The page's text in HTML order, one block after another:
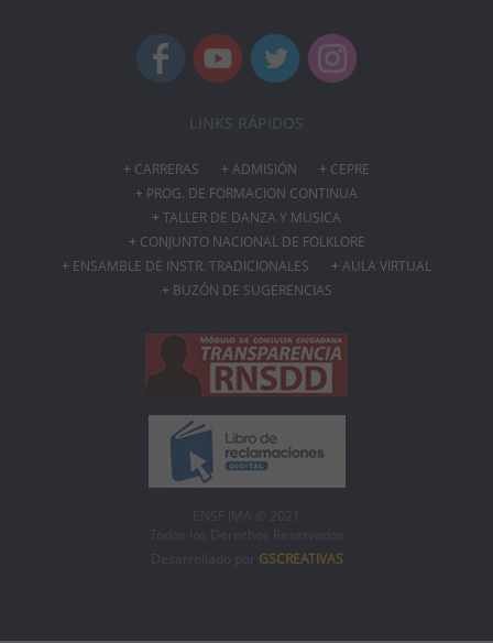
LINKS RÁPIDOS
CARRERAS ADMISIÓN
CEPRE
PROG. DE FORMACION CONTINUA
TALLER DE DANZA Y MUSICA
CONJUNTO NACIONAL DE FOLKLORE
ENSAMBLE DE INSTR. TRADICIONALES
AULA VIRTUAL
BUZÓN DE SUGERENCIAS
ENSF JMA © 2021
Todos los Derechos Reservados
Desarrollado por GSCREATIVAS